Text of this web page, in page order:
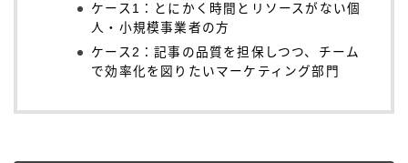
ケース1：とにかく時間とリソースがない個
人・小規模事業者の方
ケース2：記事の品質を担保しつつ、チーム
で効率化を図りたいマーケティング部門